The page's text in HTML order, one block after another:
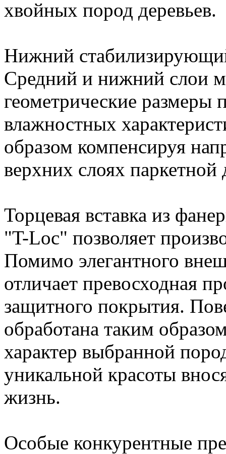
хвойных пород деревьев.
Нижний
Средний и нижний слои
геометрические размеры
влажностных
образом компенсируя
верхних слоях паркетной
Торцевая вставка из
"T-Loc" позволяет
Помимо элегантного
отличает превосходная
защитного покрытия.
обработана таким
характер выбранной
уникальной красоты
жизнь.
Особые конкурентные